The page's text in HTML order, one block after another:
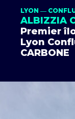
LYON ―
ALBIZZIA
Premier
Lyon
CARBONE